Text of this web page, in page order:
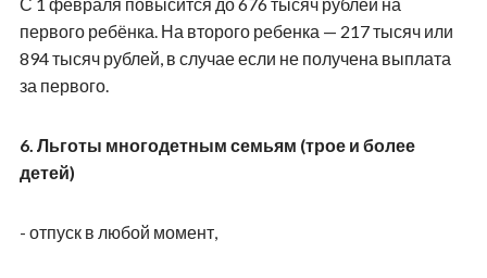
первого ребёнка. На второго ребенка — 217 тысяч или
894 тысяч рублей, в случае если не получена выплата
за первого.
6. Льготы многодетным семьям (трое и более
детей)
- отпуск в любой момент,